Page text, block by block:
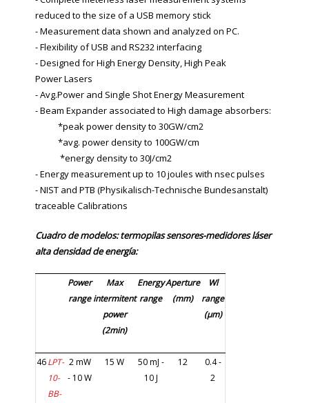
reduced to the size of a USB memory stick
- Measurement data shown and analyzed on PC.
- Flexibility of USB and RS232 interfacing
- Designed for High Energy Density, High Peak
Power Lasers
- Avg.Power and Single Shot Energy Measurement
- Beam Expander associated to High damage absorbers:
*peak power density to 30GW/cm2
*avg. power density to 100GW/cm
*energy density to 30J/cm2
- Energy measurement up to 10 joules with nsec pulses
- NIST and PTB (Physikalisch-Technische Bundesanstalt)
traceable Calibrations
Cuadro de modelos: termopilas sensores-medidores láser
alta densidad de energía:
Power
range
Max
intermitent
power
(2min)
Energy
range
Aperture
(mm)
Wl
range
(µm)
46LPT-
10-
BB-
2 mW
- 10 W
15 W
50 mJ -
10 J
12
0.4 -
2